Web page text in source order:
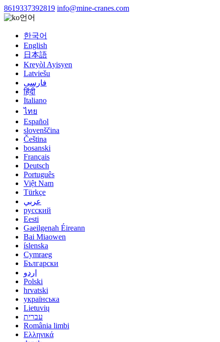
8619337392819 info@mine-cranes.com
언어
한국어
English
日本語
Kreyòl Ayisyen
Latviešu
فارسی
हिंदी
Italiano
ไทย
Español
slovenščina
Čeština
bosanski
Français
Deutsch
Português
Việt Nam
Türkçe
عربي
русский
Eesti
Gaeilgenah Éireann
Bai Miaowen
íslenska
Cymraeg
Български
اردو
Polski
hrvatski
українська
Lietuvių
עברית
România limbi
Ελληνικά